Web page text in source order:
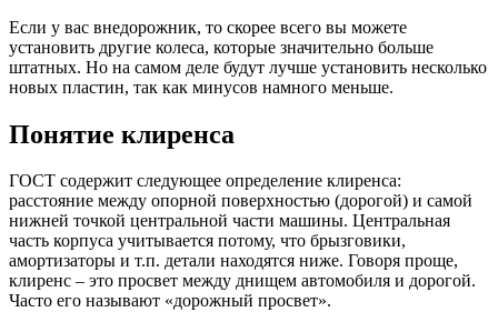
Если у вас внедорожник, то скорее всего вы можете
установить другие колеса, которые значительно больше
штатных. Но на самом деле будут лучше установить несколько
новых пластин, так как минусов намного меньше.
Понятие клиренса
ГОСТ содержит следующее определение клиренса:
расстояние между опорной поверхностью (дорогой) и самой
нижней точкой центральной части машины. Центральная
часть корпуса учитывается потому, что брызговики,
амортизаторы и т.п. детали находятся ниже. Говоря проще,
клиренс – это просвет между днищем автомобиля и дорогой.
Часто его называют «дорожный просвет».